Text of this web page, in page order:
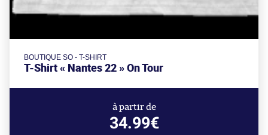
BOUTIQUE SO - T-SHIRT
T-Shirt « Nantes 22 » On Tour
à partir de
34.99€